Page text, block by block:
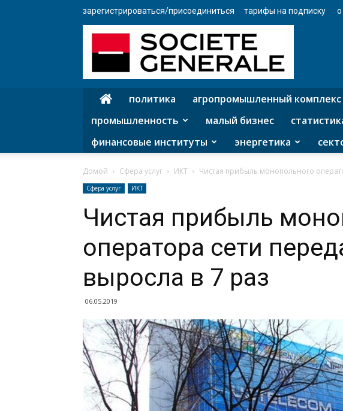
зарегистрироваться/присоединиться тарифы на подписку
политика агропромышленный комплекс
промышленность
малый бизнес
финансовые институты
энергетика
Домой Сфера услуг ИКТ Чистая прибыль монопольного
Сфера услуг ИКТ
Чистая прибыль
оператора сети
выросла в 7 раз
06.05.2019